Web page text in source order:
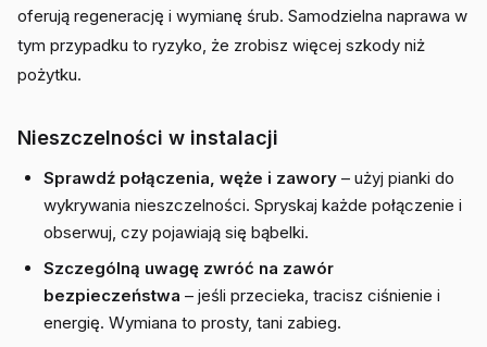
oferują regenerację i wymianę śrub. Samodzielna naprawa w
tym przypadku to ryzyko, że zrobisz więcej szkody niż
pożytku.
Nieszczelności w instalacji
Sprawdź połączenia, węże i zawory – użyj pianki do
wykrywania nieszczelności. Spryskaj każde połączenie i
obserwuj, czy pojawiają się bąbelki.
Szczególną uwagę zwróć na zawór
bezpieczeństwa – jeśli przecieka, tracisz ciśnienie i
energię. Wymiana to prosty, tani zabieg.